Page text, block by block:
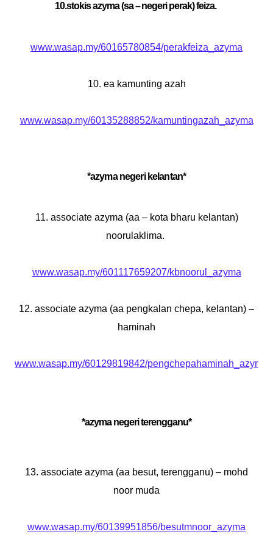
10.stokis azyma (sa – negeri perak) feiza.
www.wasap.my/60165780854/perakfeiza_azyma
10. ea kamunting azah
www.wasap.my/60135288852/kamuntingazah_azyma
*azyma negeri kelantan*
11. associate azyma (aa – kota bharu kelantan)
noorulaklima.
www.wasap.my/601117659207/kbnoorul_azyma
12. associate azyma (aa pengkalan chepa, kelantan) –
haminah
www.wasap.my/60129819842/pengchepahaminah_azyma
*azyma negeri terengganu*
13. associate azyma (aa besut, terengganu) – mohd
noor muda
www.wasap.my/60139951856/besutmnoor_azyma